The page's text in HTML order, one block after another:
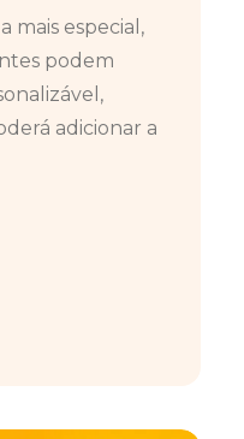
mais especial,
podem
adicionar a